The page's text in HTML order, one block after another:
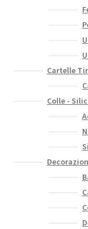
Cartelle
Colle -